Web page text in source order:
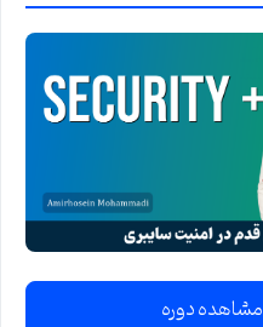
مشاهده دوره